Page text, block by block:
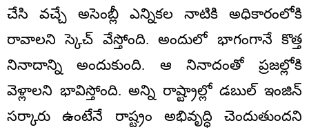
చేసి వచ్చే అసెంబ్లీ ఎన్నికల నాటికి అధికారంలోకి
రావాలని స్కెచ్ వేస్తోంది. అందులో భాగంగానే కొత్త
నినాదాన్ని అందుకుంది. ఆ నినాదంతో ప్రజల్లోకి
వెళ్లాలని భావిస్తోంది. అన్ని రాష్ట్రాల్లో డబుల్ ఇంజిన్
సర్కారు ఉంటేనే రాష్ట్రం అభివృద్ధి చెందుతుందని